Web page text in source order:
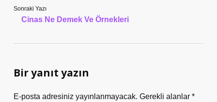
Sonraki Yazı
Cinas Ne Demek Ve Örnekleri
Bir yanıt yazın
E-posta adresiniz yayınlanmayacak. Gerekli alanlar *